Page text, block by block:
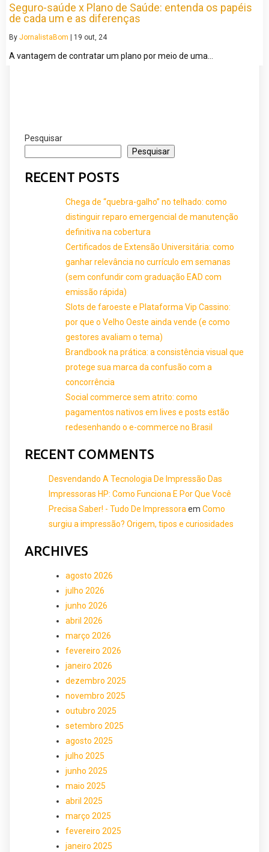
Seguro-saúde x Plano de Saúde: entenda os papéis
de cada um e as diferenças
By JornalistaBom | 19 out, 24
A vantagem de contratar um plano por meio de uma…
Pesquisar
Pesquisar
RECENT POSTS
Chega de “quebra-galho” no telhado: como
distinguir reparo emergencial de manutenção
definitiva na cobertura
Certificados de Extensão Universitária: como
ganhar relevância no currículo em semanas
(sem confundir com graduação EAD com
emissão rápida)
Slots de faroeste e Plataforma Vip Cassino:
por que o Velho Oeste ainda vende (e como
gestores avaliam o tema)
Brandbook na prática: a consistência visual que
protege sua marca da confusão com a
concorrência
Social commerce sem atrito: como
pagamentos nativos em lives e posts estão
redesenhando o e-commerce no Brasil
RECENT COMMENTS
Desvendando A Tecnologia De Impressão Das
Impressoras HP: Como Funciona E Por Que Você
Precisa Saber! - Tudo De Impressora em Como
surgiu a impressão? Origem, tipos e curiosidades
ARCHIVES
agosto 2026
julho 2026
junho 2026
abril 2026
março 2026
fevereiro 2026
janeiro 2026
dezembro 2025
novembro 2025
outubro 2025
setembro 2025
agosto 2025
julho 2025
junho 2025
maio 2025
abril 2025
março 2025
fevereiro 2025
janeiro 2025